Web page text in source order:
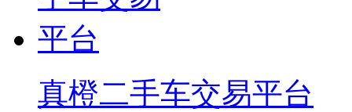
真橙二手车交易平台